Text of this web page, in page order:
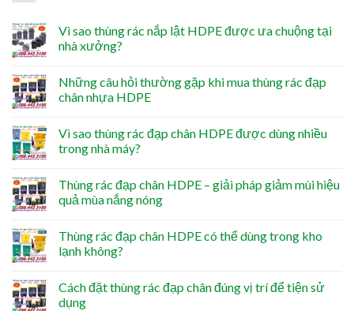
Vì sao thùng rác nắp lật HDPE được ưa chuộng tại
nhà xưởng?
Những câu hỏi thường gặp khi mua thùng rác đạp
chân nhựa HDPE
Vì sao thùng rác đạp chân HDPE được dùng nhiều
trong nhà máy?
Thùng rác đạp chân HDPE – giải pháp giảm mùi hiệu
quả mùa nắng nóng
Thùng rác đạp chân HDPE có thể dùng trong kho
lạnh không?
Cách đặt thùng rác đạp chân đúng vị trí để tiện sử
dụng